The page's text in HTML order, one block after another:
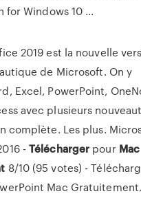
for Windows 10 ...
2019 est la nouvelle
de Microsoft. On y
Excel, PowerPoint,
avec plusieurs
complète. Les plus.
-Télécharger pour Mac
8/10 (95 votes) -
Mac